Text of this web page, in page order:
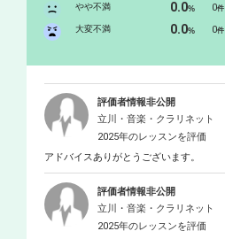
やや不満 0.0% 0件
大変不満 0.0% 0件
評価者情報非公開
立川・音楽・クラリネット
2025年のレッスンを評価
アドバイスありがとうございます。
評価者情報非公開
立川・音楽・クラリネット
2025年のレッスンを評価